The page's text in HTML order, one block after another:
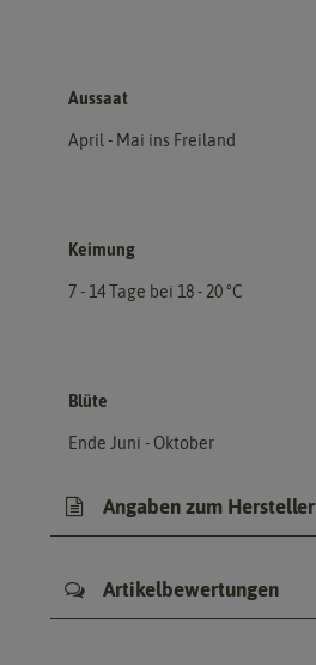
Aussaat
April - Mai ins Freiland
Keimung
7 - 14 Tage bei 18 - 20 °C
Blüte
Ende Juni - Oktober
Angaben zum Hersteller
Artikelbewertungen